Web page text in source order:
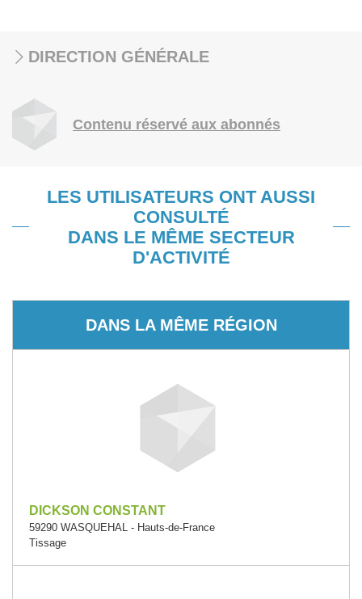
DIRECTION GÉNÉRALE
Contenu réservé aux abonnés
LES UTILISATEURS ONT AUSSI
CONSULTÉ
DANS LE MÊME SECTEUR
D'ACTIVITÉ
DANS LA MÊME RÉGION
DICKSON CONSTANT
59290 WASQUEHAL - Hauts-de-France
Tissage